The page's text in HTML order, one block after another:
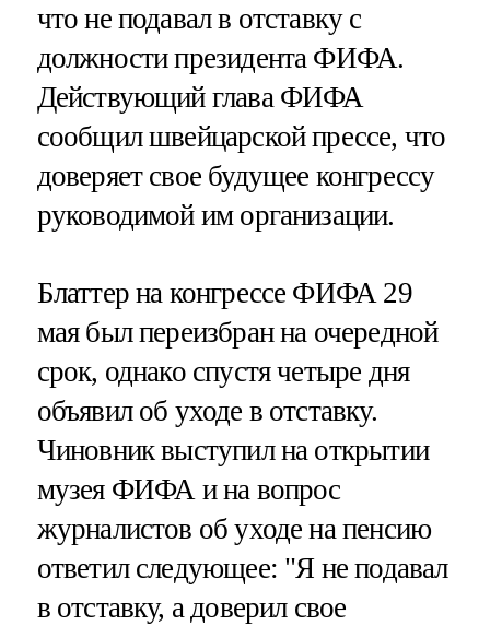
что не подавал в отставку с
должности президента ФИФА.
Действующий глава ФИФА
сообщил швейцарской прессе, что
доверяет свое будущее конгрессу
руководимой им организации.
Блаттер на конгрессе ФИФА 29
мая был переизбран на очередной
срок, однако спустя четыре дня
объявил об уходе в отставку.
Чиновник выступил на открытии
музея ФИФА и на вопрос
журналистов об уходе на пенсию
ответил следующее: "Я не подавал
в отставку, а доверил свое